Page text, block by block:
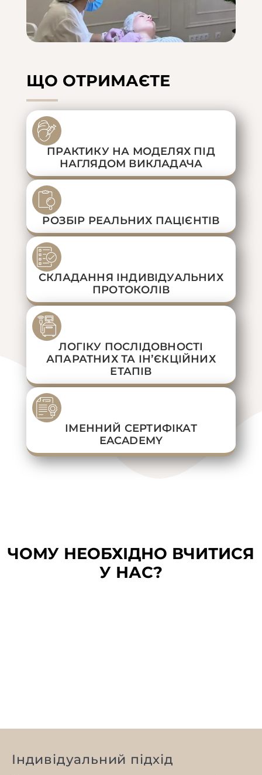
ЩО ОТРИМАЄТЕ
ПРАКТИКУ НА МОДЕЛЯХ ПІД
НАГЛЯДОМ ВИКЛАДАЧА
РОЗБІР РЕАЛЬНИХ ПАЦІЄНТІВ
СКЛАДАННЯ ІНДИВІДУАЛЬНИХ
ПРОТОКОЛІВ
ЛОГІКУ ПОСЛІДОВНОСТІ
АПАРАТНИХ ТА ІНʼЄКЦІЙНИХ
ЕТАПІВ
ІМЕННИЙ СЕРТИФІКАТ
EACADEMY
ЧОМУ НЕОБХІДНО ВЧИТИСЯ
У НАС?
Індивідуальний підхід